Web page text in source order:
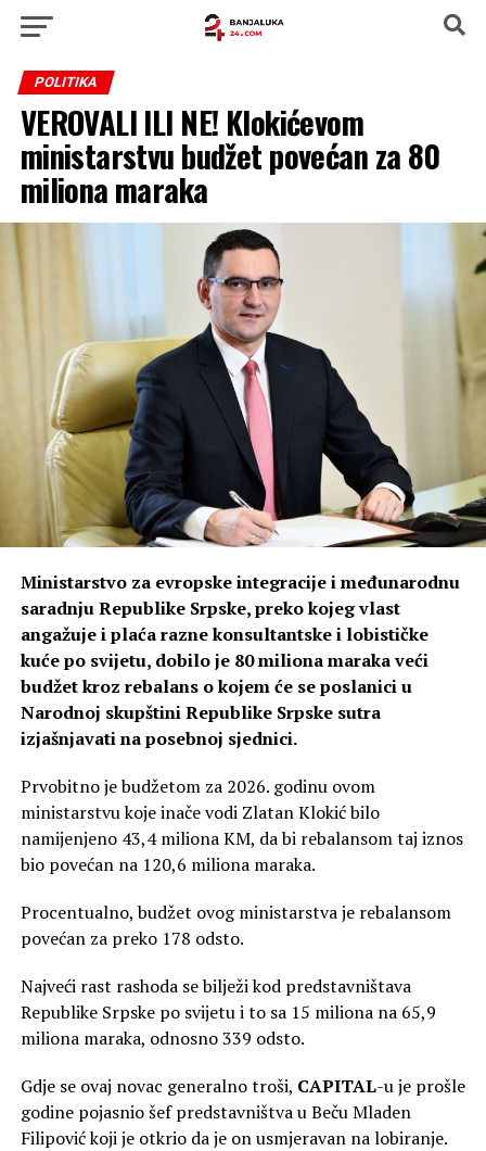
POLITIKA
VEROVALI ILI NE! Klokićevom
ministarstvu budžet povećan za 80
miliona maraka
Ministarstvo za evropske integracije i međunarodnu
saradnju Republike Srpske, preko kojeg vlast
angažuje i plaća razne konsultantske i lobističke
kuće po svijetu, dobilo je 80 miliona maraka veći
budžet kroz rebalans o kojem će se poslanici u
Narodnoj skupštini Republike Srpske sutra
izjašnjavati na posebnoj sjednici.
Prvobitno je budžetom za 2026. godinu ovom
ministarstvu koje inače vodi Zlatan Klokić bilo
namijenjeno 43,4 miliona KM, da bi rebalansom taj iznos
bio povećan na 120,6 miliona maraka.
Procentualno, budžet ovog ministarstva je rebalansom
povećan za preko 178 odsto.
Najveći rast rashoda se bilježi kod predstavništava
Republike Srpske po svijetu i to sa 15 miliona na 65,9
miliona maraka, odnosno 339 odsto.
Gdje se ovaj novac generalno troši, CAPITAL-u je prošle
godine pojasnio šef predstavništva u Beču Mladen
Filipović koji je otkrio da je on usmjeravan na lobiranje.